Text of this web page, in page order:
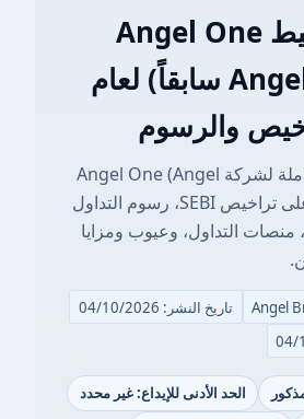
مراجعة وسيط Angel One
(Angel Broking سابقاً) لعام
اكتشف مراجعة شاملة لشركة Angel One (Angel
Broking). تعرف على تراخيص SEBI، رسوم التداول
المحدثة لعام 2025، منصات التداول، وعيوب ومزايا
تاريخ النشر: 04/10/2026
الحد الأدنى للإيداع: غير محدد